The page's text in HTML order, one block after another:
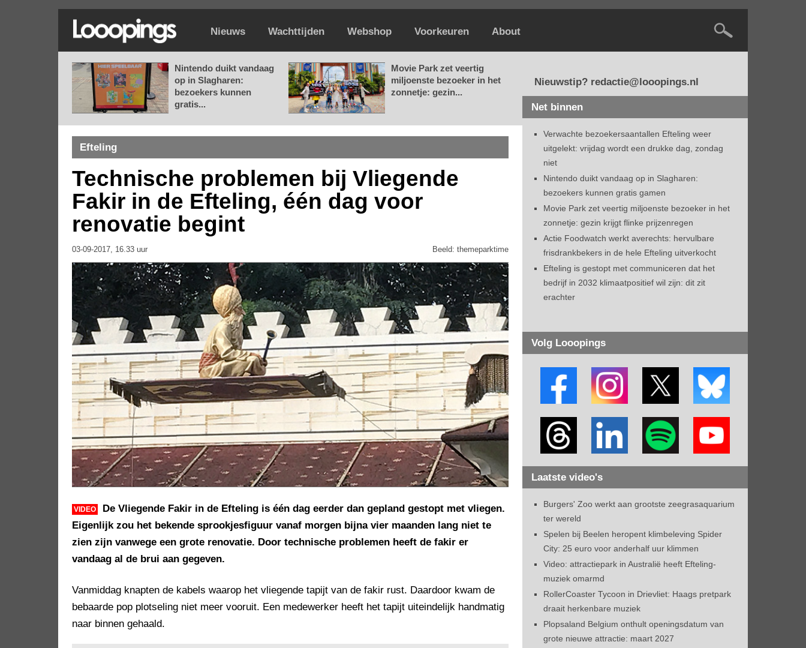
Nieuws Wachttijden Webshop Voorkeuren About
Nintendo duikt vandaag
op in Slagharen:
bezoekers kunnen
gratis...
Movie Park zet veertig
miljoenste bezoeker in het
zonnetje: gezin...
Efteling
Technische problemen bij Vliegende
Fakir in de Efteling, één dag voor
renovatie begint
03-09-2017, 16.33 uur Beeld: themeparktime
VIDEO
De Vliegende Fakir in de Efteling is één dag eerder dan gepland gestopt met vliegen.
Eigenlijk zou het bekende sprookjesfiguur vanaf morgen bijna vier maanden lang niet te
zien zijn vanwege een grote renovatie. Door technische problemen heeft de fakir er
vandaag al de brui aan gegeven.
Vanmiddag knapten de kabels waarop het vliegende tapijt van de fakir rust. Daardoor kwam de
bebaarde pop plotseling niet meer vooruit. Een medewerker heeft het tapijt uiteindelijk handmatig
naar binnen gehaald.
Nieuwstip? redactie@looopings.nl
Net binnen
Verwachte bezoekersaantallen Efteling weer
uitgelekt: vrijdag wordt een drukke dag, zondag
niet
Nintendo duikt vandaag op in Slagharen:
bezoekers kunnen gratis gamen
Movie Park zet veertig miljoenste bezoeker in het
zonnetje: gezin krijgt flinke prijzenregen
Actie Foodwatch werkt averechts: hervulbare
frisdrankbekers in de hele Efteling uitverkocht
Efteling is gestopt met communiceren dat het
bedrijf in 2032 klimaatpositief wil zijn: dit zit
erachter
Volg Looopings
Laatste video's
Burgers' Zoo werkt aan grootste zeegrasaquarium
ter wereld
Spelen bij Beelen heropent klimbeleving Spider
City: 25 euro voor anderhalf uur klimmen
Video: attractiepark in Australië heeft Efteling-
muziek omarmd
RollerCoaster Tycoon in Drievliet: Haags pretpark
draait herkenbare muziek
Plopsaland Belgium onthult openingsdatum van
grote nieuwe attractie: maart 2027